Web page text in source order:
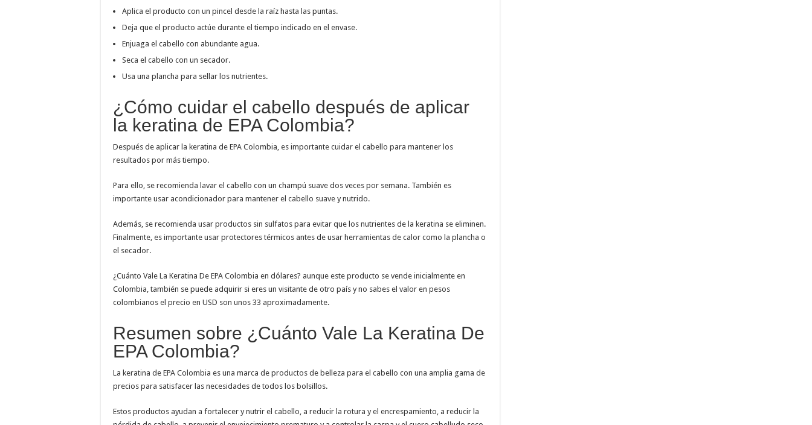
Aplica el producto con un pincel desde la raíz hasta las puntas.
Deja que el producto actúe durante el tiempo indicado en el envase.
Enjuaga el cabello con abundante agua.
Seca el cabello con un secador.
Usa una plancha para sellar los nutrientes.
¿Cómo cuidar el cabello después de aplicar
la keratina de EPA Colombia?
Después de aplicar la keratina de EPA Colombia, es importante cuidar el cabello para mantener los
resultados por más tiempo.
Para ello, se recomienda lavar el cabello con un champú suave dos veces por semana. También es
importante usar acondicionador para mantener el cabello suave y nutrido.
Además, se recomienda usar productos sin sulfatos para evitar que los nutrientes de la keratina se eliminen.
Finalmente, es importante usar protectores térmicos antes de usar herramientas de calor como la plancha o
el secador.
¿Cuánto Vale La Keratina De EPA Colombia en dólares? aunque este producto se vende inicialmente en
Colombia, también se puede adquirir si eres un visitante de otro país y no sabes el valor en pesos
colombianos el precio en USD son unos 33 aproximadamente.
Resumen sobre ¿Cuánto Vale La Keratina De
EPA Colombia?
La keratina de EPA Colombia es una marca de productos de belleza para el cabello con una amplia gama de
precios para satisfacer las necesidades de todos los bolsillos.
Estos productos ayudan a fortalecer y nutrir el cabello, a reducir la rotura y el encrespamiento, a reducir la